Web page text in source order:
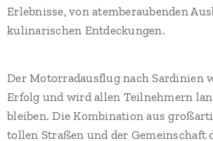
Erlebnisse, von atemberaubenden
kulinarischen Entdeckungen.
Der Motorradausflug nach Sardinien
Erfolg und wird allen Teilnehmern
bleiben. Die Kombination aus
tollen Straßen und der Gemeinschaft